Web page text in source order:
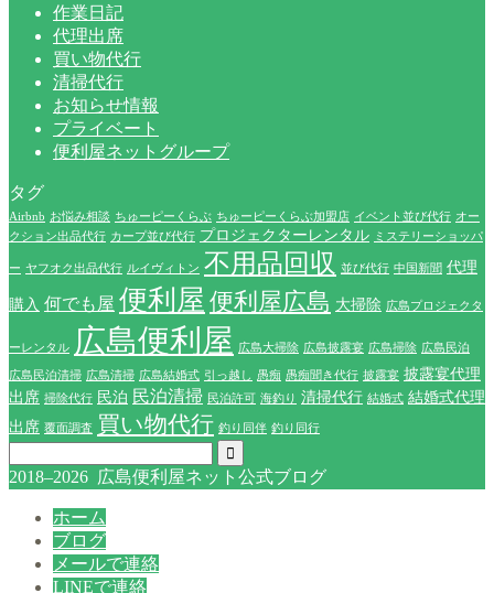
作業日記
代理出席
買い物代行
清掃代行
お知らせ情報
プライベート
便利屋ネットグループ
タグ
Airbnb お悩み相談 ちゅーピーくらぶ ちゅーピーくらぶ加盟店 イベント並び代行 オー
クション出品代行 カープ並び代行 プロジェクターレンタル ミステリーショッパ
ー ヤフオク出品代行 ルイヴィトン 不用品回収 並び代行 中国新聞 代理
購入 何でも屋 便利屋 便利屋広島 大掃除 広島プロジェクタ
ーレンタル 広島便利屋 広島大掃除 広島披露宴 広島掃除 広島民泊
広島民泊清掃 広島清掃 広島結婚式 引っ越し 愚痴 愚痴聞き代行 披露宴 披露宴代理
出席 掃除代行 民泊 民泊清掃 民泊許可 海釣り 清掃代行 結婚式 結婚式代理
出席 覆面調査 買い物代行 釣り同伴 釣り同行
2018–2026 広島便利屋ネット公式ブログ
ホーム
ブログ
メールで連絡
LINEで連絡